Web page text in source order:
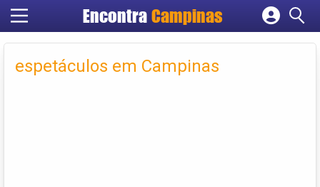
Encontra Campinas
Cadastrar empresa
Criar conta
espetáculos em Campinas